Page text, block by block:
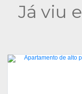
Já viu